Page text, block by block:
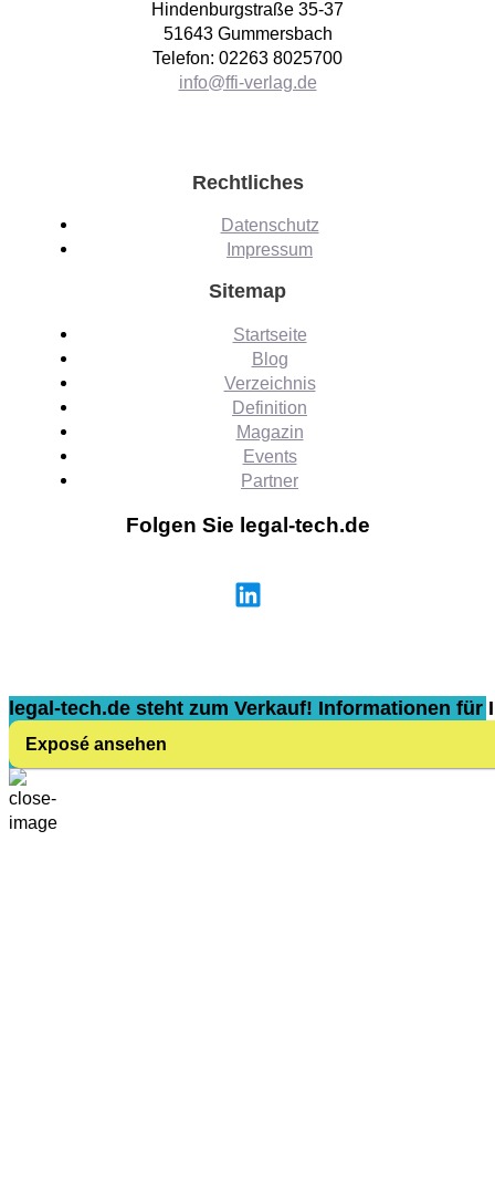
Hindenburgstraße 35-37
51643 Gummersbach
Telefon: 02263 8025700
info@ffi-verlag.de
Rechtliches
Datenschutz
Impressum
Sitemap
Startseite
Blog
Verzeichnis
Definition
Magazin
Events
Partner
Folgen Sie legal-tech.de
legal-tech.de steht zum Verkauf! Informationen für
Exposé ansehen